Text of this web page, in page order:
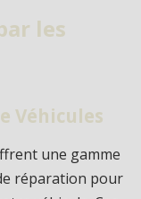
les
Véhicules
une gamme
réparation pour